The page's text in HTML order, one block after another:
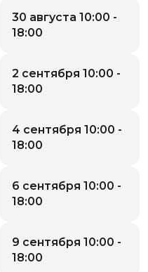
30 августа 10:00 -
18:00
2 сентября 10:00 -
18:00
4 сентября 10:00 -
18:00
6 сентября 10:00 -
18:00
9 сентября 10:00 -
18:00